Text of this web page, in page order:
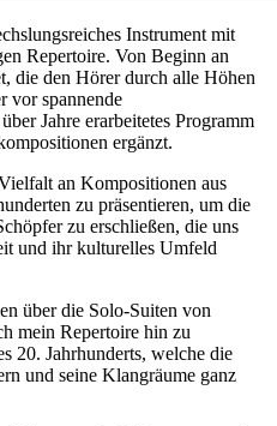
Instrument mit
Repertoire. Von Beginn an
die den Hörer durch alle Höhen
vor spannende
Jahre erarbeitetes Programm
ergänzt.
an Kompositionen aus
zu präsentieren, um die
zu erschließen, die uns
und ihr kulturelles Umfeld
über die Solo-Suiten von
mein Repertoire hin zu
20. Jahrhunderts, welche die
und seine Klangräume ganz